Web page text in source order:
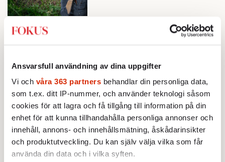
Ansvarsfull användning av dina uppgifter
Vi och våra 363 partners behandlar din personliga data,
som t.ex. ditt IP-nummer, och använder teknologi såsom
cookies för att lagra och få tillgång till information på din
enhet för att kunna tillhandahålla personliga annonser och
innehåll, annons- och innehållsmätning, åskådarinsikter
och produktutveckling. Du kan själv välja vilka som får
använda din data och i vilka syften.
David Eberhard:Behöver män